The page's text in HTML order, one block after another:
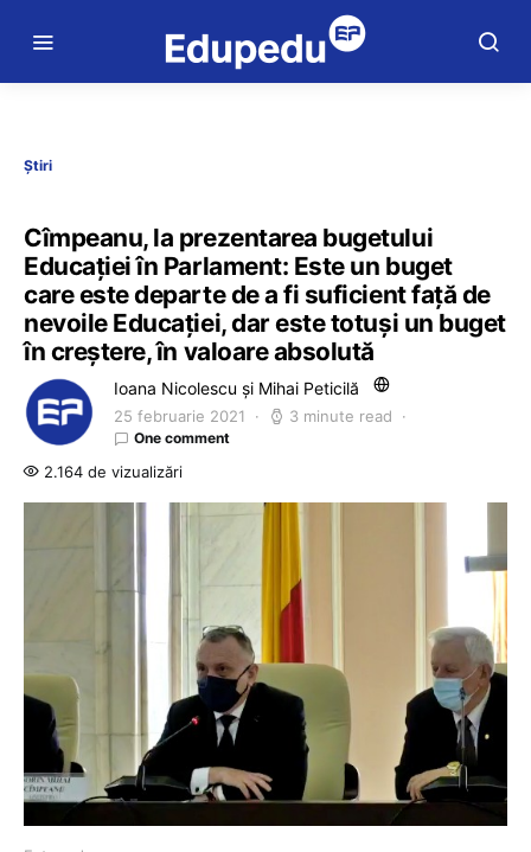
Știri
Cîmpeanu, la prezentarea bugetului
Educației în Parlament: Este un buget
care este departe de a fi suficient față de
nevoile Educației, dar este totuși un buget
în creștere, în valoare absolută
Ioana Nicolescu și Mihai Peticilă
25 februarie 2021 3 minute read
One comment
2.164 de vizualizări